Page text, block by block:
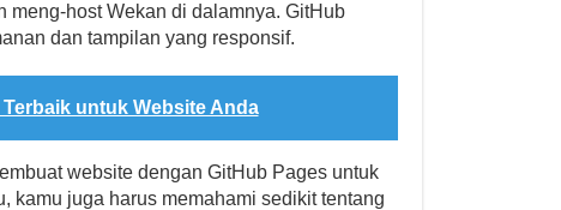
meng-host Wekan di dalamnya. GitHub
dan tampilan yang responsif.
untuk Website Anda
website dengan GitHub Pages untuk
kamu juga harus memahami sedikit tentang